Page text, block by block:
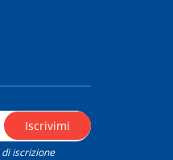
iscrizione